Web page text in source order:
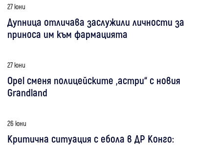
27 юни
Дупница отличава заслужили личности за
приноса им към фармацията
27 юни
Opel сменя полицейските „астри“ с новия
Grandland
26 юни
Критична ситуация с ебола в ДР Конго: